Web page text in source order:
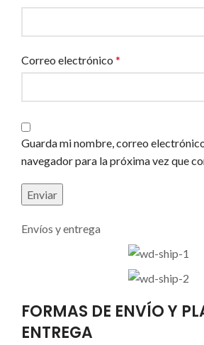
Correo electrónico *
Guarda mi nombre, correo
navegador para la próxima vez que
Envíos y entrega
FORMAS DE ENVÍO Y
ENTREGA